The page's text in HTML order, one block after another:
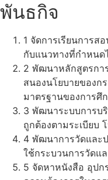
พันธกิจ
1 จัดการเรียนการส
กับแนวทางที่กำหนด
2 พัฒนาหลักสูตรกา
สนองนโยบายของก
มาตรฐานของการศึ
3 พัฒนาระบบการบ
ถูกต้องตามระเบียบ
4 พัฒนาการวัดและ
ใช้กระบวนการวัดแ
5 จัดหาหนังสือ อุปก